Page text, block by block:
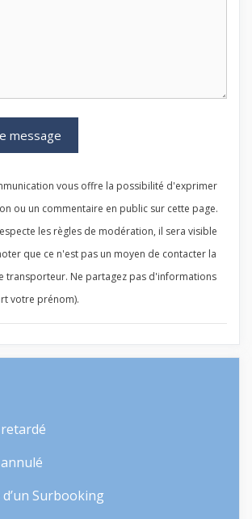
vous offre la possibilité d'exprimer
ou un commentaire en public sur cette page.
les règles de modération, il sera visible
que ce n'est pas un moyen de contacter la
transporteur. Ne partagez pas d'informations
votre prénom).
d’un Surbooking